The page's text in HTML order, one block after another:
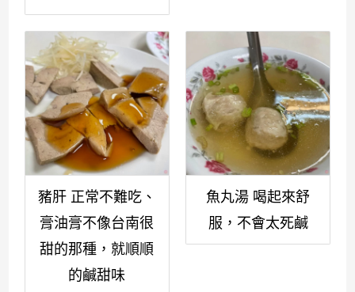
豬肝 正常不難吃、
膏油膏不像台南很
甜的那種，就順順
的鹹甜味
魚丸湯 喝起來舒
服，不會太死鹹